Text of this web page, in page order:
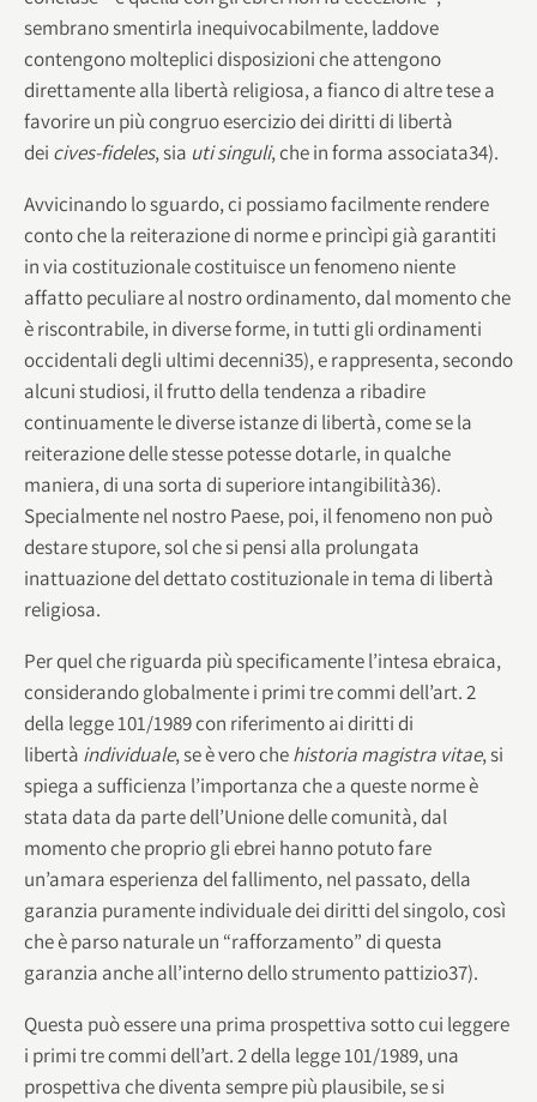
sembrano smentirla inequivocabilmente, laddove
contengono molteplici disposizioni che attengono
direttamente alla libertà religiosa, a fianco di altre tese a
favorire un più congruo esercizio dei diritti di libertà
dei cives-fideles, sia uti singuli, che in forma associata34).
Avvicinando lo sguardo, ci possiamo facilmente rendere
conto che la reiterazione di norme e princìpi già garantiti
in via costituzionale costituisce un fenomeno niente
affatto peculiare al nostro ordinamento, dal momento che
è riscontrabile, in diverse forme, in tutti gli ordinamenti
occidentali degli ultimi decenni35), e rappresenta, secondo
alcuni studiosi, il frutto della tendenza a ribadire
continuamente le diverse istanze di libertà, come se la
reiterazione delle stesse potesse dotarle, in qualche
maniera, di una sorta di superiore intangibilità36).
Specialmente nel nostro Paese, poi, il fenomeno non può
destare stupore, sol che si pensi alla prolungata
inattuazione del dettato costituzionale in tema di libertà
religiosa.
Per quel che riguarda più specificamente l’intesa ebraica,
considerando globalmente i primi tre commi dell’art. 2
della legge 101/1989 con riferimento ai diritti di
libertà individuale, se è vero chehistoria magistra vitae, si
spiega a sufficienza l’importanza che a queste norme è
stata data da parte dell’Unione delle comunità, dal
momento che proprio gli ebrei hanno potuto fare
un’amara esperienza del fallimento, nel passato, della
garanzia puramente individuale dei diritti del singolo, così
che è parso naturale un “rafforzamento” di questa
garanzia anche all’interno dello strumento pattizio37).
Questa può essere una prima prospettiva sotto cui leggere
i primi tre commi dell’art. 2 della legge 101/1989, una
prospettiva che diventa sempre più plausibile, se si